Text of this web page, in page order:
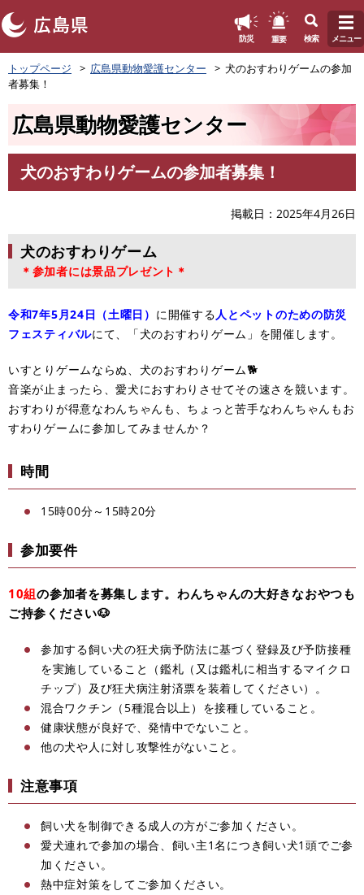
ペ
ー
ジ
。
防災 重要 検索 メニュー
トップページ 広島県動物愛護センター
犬のおすわりゲームの参加
者募集！
広島県動物愛護センター
文
犬のおすわりゲームの参加者募集！
掲載日 2025年4月26日
犬のおすわりゲーム
＊参加者には景品プレゼント＊
令和7年5月24日（土曜日） に開催する 人とペットのための防災
フェスティバルにて、「犬のおすわりゲーム」を開催します。
いすとりゲームならぬ、犬のおすわりゲーム🐕
音楽が止まったら、愛犬におすわりさせてその速さを競います。
おすわりが得意なわんちゃんも、ちょっと苦手なわんちゃんもお
すわりゲームに参加してみませんか？
時間
15時00分～15時20分
参加要件
10組の参加者を募集します。わんちゃんの大好きなおやつも
ご持参ください🐶
参加する飼い犬の狂犬病予防法に基づく登録及び予防接種
を実施していること（鑑札（又は鑑札に相当するマイクロ
チップ）及び狂犬病注射済票を装着してください）。
混合ワクチン（5種混合以上）を接種していること。
健康状態が良好で、発情中でないこと。
他の犬や人に対し攻撃性がないこと。
注意事項
飼い犬を制御できる成人の方がご参加ください。
愛犬連れで参加の場合、飼い主1名につき飼い犬1頭でご参
加ください。
熱中症対策をしてご参加ください。